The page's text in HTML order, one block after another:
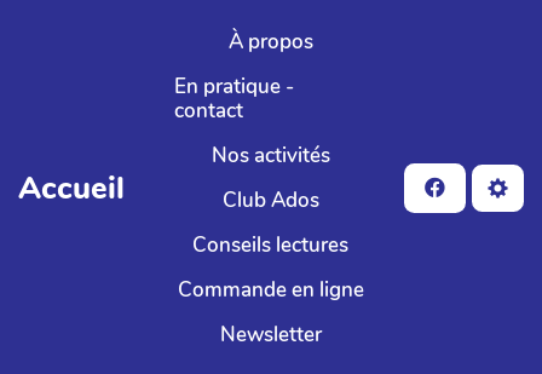
Aller au contenu principal
Accueil
À propos
En pratique -
contact
Nos activités
Club Ados
Conseils lectures
Commande en ligne
Newsletter